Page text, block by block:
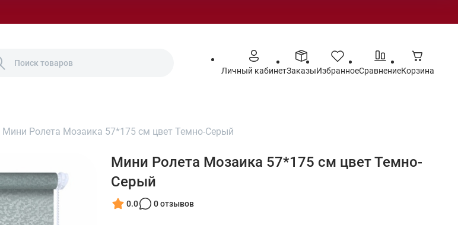
Личный кабинетЗаказыИзбранноеСравнениеКорзина
Мини Ролета Мозаика 57*175 см цвет Темно-Серый
Мини Ролета Мозаика 57*175 см цвет Темно-
Серый
0.0 0 отзывов